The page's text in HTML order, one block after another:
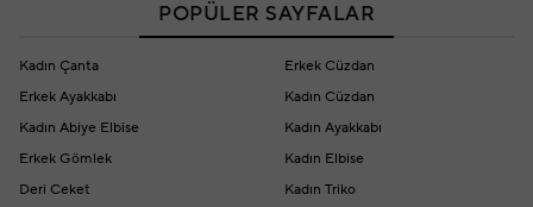
POPÜLER SAYFALAR
Kadın Çanta
Erkek Cüzdan
Erkek Ayakkabı
Kadın Cüzdan
Kadın Abiye Elbise
Kadın Ayakkabı
Erkek Gömlek
Kadın Elbise
Deri Ceket
Kadın Triko